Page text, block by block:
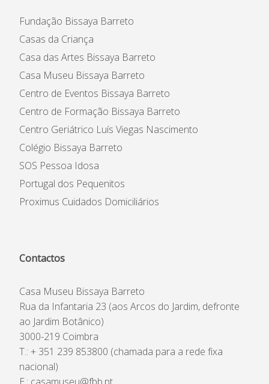
Fundação Bissaya Barreto
Casas da Criança
Casa das Artes Bissaya Barreto
Casa Museu Bissaya Barreto
Centro de Eventos Bissaya Barreto
Centro de Formação Bissaya Barreto
Centro Geriátrico Luís Viegas Nascimento
Colégio Bissaya Barreto
SOS Pessoa Idosa
Portugal dos Pequenitos
Proximus Cuidados Domiciliários
Contactos
Casa Museu Bissaya Barreto
Rua da Infantaria 23 (aos Arcos do Jardim, defronte
ao Jardim Botânico)
3000-219 Coimbra
T.: + 351 239 853800 (chamada para a rede fixa
nacional)